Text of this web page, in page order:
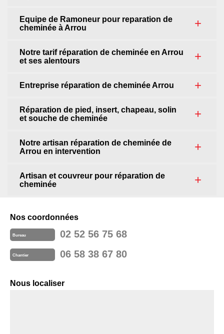
Equipe de Ramoneur pour reparation de
cheminée à Arrou
Notre tarif réparation de cheminée en Arrou
et ses alentours
Entreprise réparation de cheminée Arrou
Réparation de pied, insert, chapeau, solin
et souche de cheminée
Notre artisan réparation de cheminée de
Arrou en intervention
Artisan et couvreur pour réparation de
cheminée
Nos coordonnées
Bureau 02 52 56 75 68
Chantier 06 58 38 67 80
Nous localiser